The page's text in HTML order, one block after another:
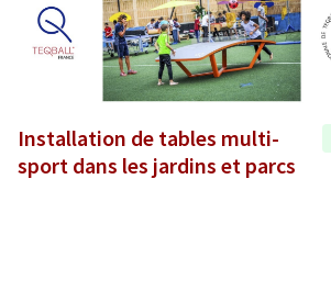
Installation de tables multi-
sport dans les jardins et parcs